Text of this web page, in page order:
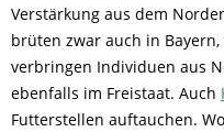
Verstärkung aus dem
brüten zwar auch in
verbringen Individuen aus
ebenfalls im Freistaat. Auch
Futterstellen auftauchen.